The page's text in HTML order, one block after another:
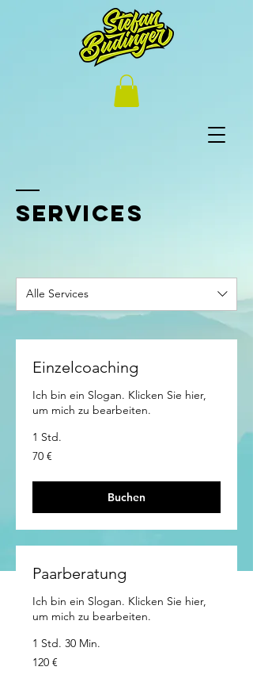
Services
Alle Services
Einzelcoaching
Ich bin ein Slogan. Klicken Sie hier,
um mich zu bearbeiten.
1 Std.
70
Euro
70 €
Buchen
Paarberatung
Ich bin ein Slogan. Klicken Sie hier,
um mich zu bearbeiten.
1 Std. 30 Min.
120
Euro
120 €